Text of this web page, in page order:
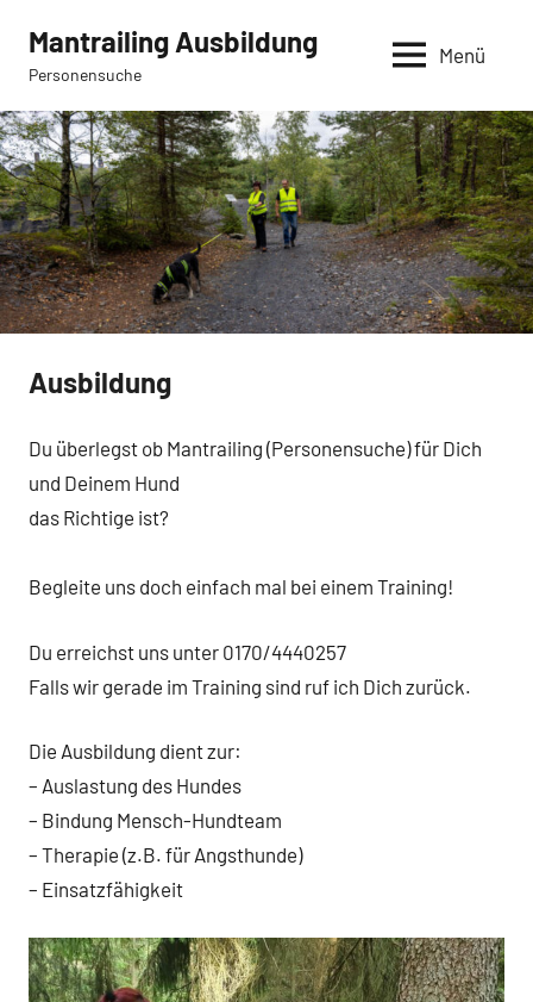
Inhalt
springen
Mantrailing Ausbildung
Personensuche
Menü
Ausbildung
Du überlegst ob Mantrailing (Personensuche) für Dich
und Deinem Hund
das Richtige ist?
Begleite uns doch einfach mal bei einem Training!
Du erreichst uns unter 0170/4440257
Falls wir gerade im Training sind ruf ich Dich zurück.
Die Ausbildung dient zur:
– Auslastung des Hundes
– Bindung Mensch-Hundteam
– Therapie (z.B. für Angsthunde)
– Einsatzfähigkeit